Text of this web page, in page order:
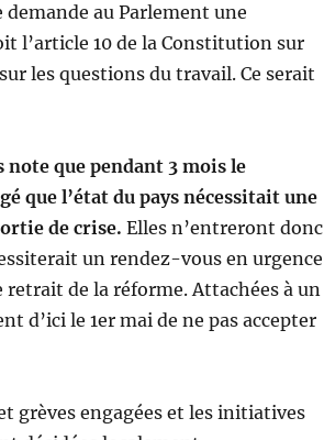
demande au Parlement une
l’article 10 de la Constitution sur
les questions du travail. Ce serait
que pendant 3 mois le
que l’état du pays nécessitait une
de crise. Elles n’entreront donc
un rendez-vous en urgence
de la réforme. Attachées à un
d’ici le 1er mai de ne pas accepter
grèves engagées et les initiatives